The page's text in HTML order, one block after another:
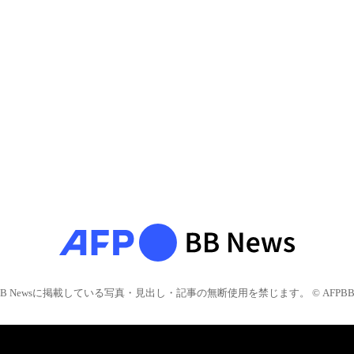
Newsに掲載している写真・見出し・記事の無断使用を禁じます。 © AFPBB